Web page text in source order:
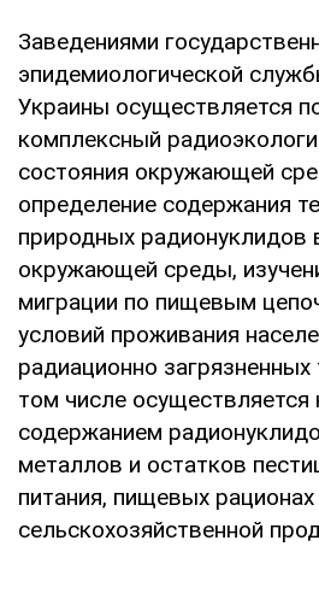
Заведениями
эпидемиологической
Украины осуществляется
комплексный
состояния окружающей
определение содержания
природных радионуклидов
окружающей среды,
миграции по пищевым
условий проживания
радиационно загрязненных
том числе осуществляется
содержанием
металлов и остатков
питания, пищевых рационах
сельскохозяйственной